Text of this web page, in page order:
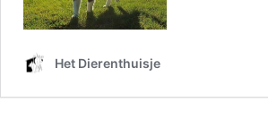
Het Dierenthuisje